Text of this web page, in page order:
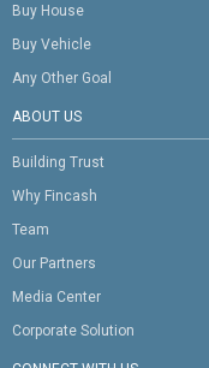
Buy House
Buy Vehicle
Any Other Goal
ABOUT US
Building Trust
Why Fincash
Team
Our Partners
Media Center
Corporate Solution